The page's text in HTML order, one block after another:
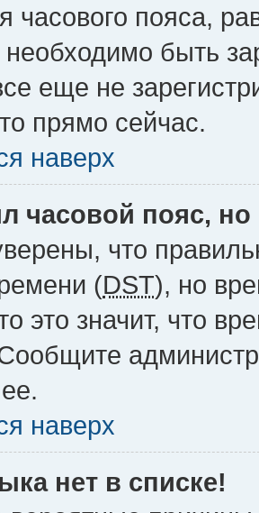
часового пояса,
необходимо быть
еще не
прямо сейчас.
наверх
часовой пояс,
что
(DST), но
это значит, что
наверх
нет в списке!